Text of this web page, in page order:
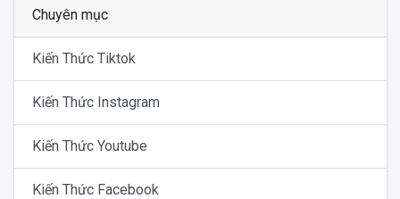
Chuyên mục
Kiến Thức Tiktok
Kiến Thức Instagram
Kiến Thức Youtube
Kiến Thức Facebook